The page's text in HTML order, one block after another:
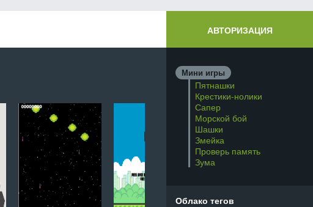
АВТОРИЗАЦИЯ
Мини игры
Пятнашки
Крестики-нолики
Сапер
Морской бой
Шашки
Змейка
Проверь память
Зума
Облако тегов